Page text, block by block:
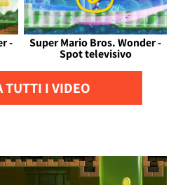
- Super Mario Bros. Wonder -
Spot televisivo
TUTTI I VIDEO